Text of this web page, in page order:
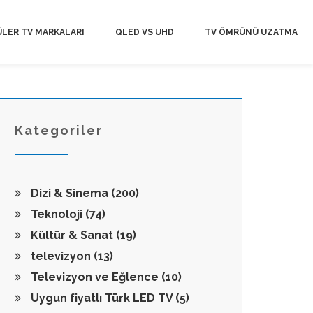
TV MARKALARI QLED VS UHD TV ÖMRÜNÜ UZATMA
Kategoriler
Dizi & Sinema (200)
Teknoloji (74)
Kültür & Sanat (19)
televizyon (13)
Televizyon ve Eğlence (10)
Uygun fiyatlı Türk LED TV (5)